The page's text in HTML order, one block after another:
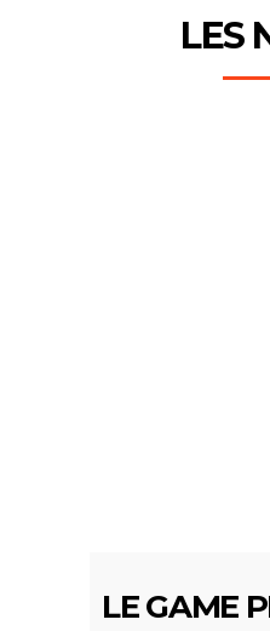
LES
LE GAME